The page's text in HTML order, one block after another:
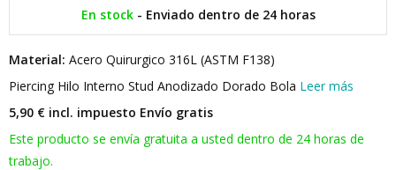
En stock- Enviado dentro de 24 horas
Material: Acero Quirurgico 316L (ASTM F138)
Piercing Hilo Interno Stud Anodizado Dorado Bola Leer más
5,90 € incl. impuesto Envío gratis
Este producto se envía gratuita a usted dentro de 24 horas de
trabajo.